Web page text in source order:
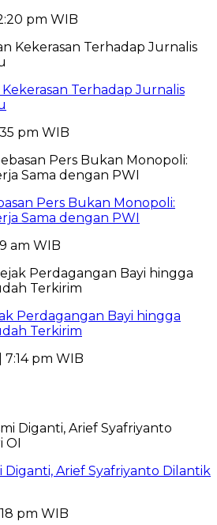
pm WIB
Terhadap Jurnalis
pm WIB
Pers Bukan Monopoli:
Sama dengan PWI
am WIB
Perdagangan Bayi hingga
Terkirim
7:14 pm WIB
Diganti, Arief Syafriyanto Dilantik
pm WIB